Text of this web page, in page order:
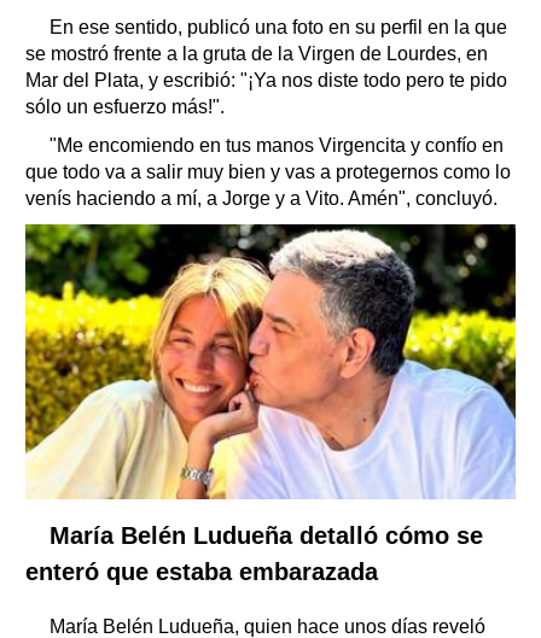
En ese sentido, publicó una foto en su perfil en la que
se mostró frente a la gruta de la Virgen de Lourdes, en
Mar del Plata, y escribió: "¡Ya nos diste todo pero te pido
sólo un esfuerzo más!".
"Me encomiendo en tus manos Virgencita y confío en
que todo va a salir muy bien y vas a protegernos como lo
venís haciendo a mí, a Jorge y a Vito. Amén", concluyó.
María Belén Ludueña detalló cómo se
enteró que estaba embarazada
María Belén Ludueña, quien hace unos días reveló